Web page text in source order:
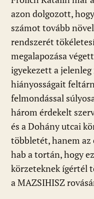
azon dolgozott,
számot tovább
rendszerét
megalapozása
igyekezett a
hiányosságait
felmondással
három érdekelt
és a Dohány utcai
többletét, hanem az
hab a tortán, hogy
körzeteknek ígértél
a MAZSIHISZ